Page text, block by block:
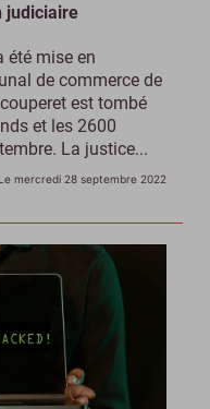
judiciaire
été mise en
de commerce de
est tombé
et les 2600
La justice...
Le mercredi 28 septembre 2022